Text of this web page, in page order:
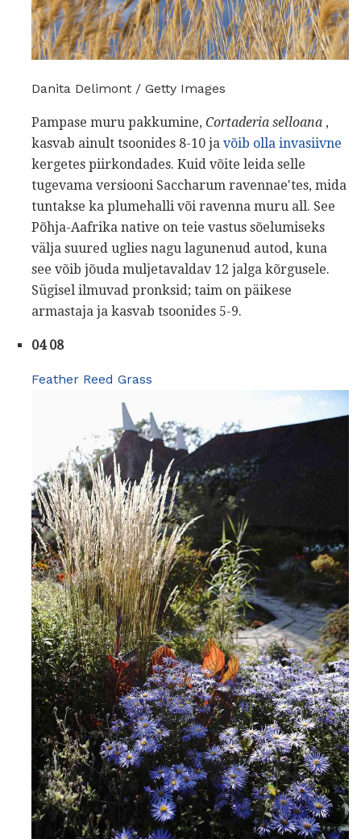
Danita Delimont / Getty Images
Pampase muru pakkumine, Cortaderia selloana ,
kasvab ainult tsoonides 8-10 ja võib olla invasiivne
kergetes piirkondades. Kuid võite leida selle
tugevama versiooni Saccharum ravennae'tes, mida
tuntakse ka plumehalli või ravenna muru all. See
Põhja-Aafrika native on teie vastus sõelumiseks
välja suured uglies nagu lagunenud autod, kuna
see võib jõuda muljetavaldav 12 jalga kõrgusele.
Sügisel ilmuvad pronksid; taim on päikese
armastaja ja kasvab tsoonides 5-9.
04 08
Feather Reed Grass